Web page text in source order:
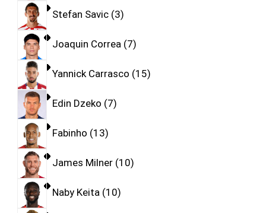
Stefan Savic 3
Joaquin Correa 7
Yannick Carrasco 15
Edin Dzeko 7
Fabinho 13
James Milner 10
Naby Keita 10